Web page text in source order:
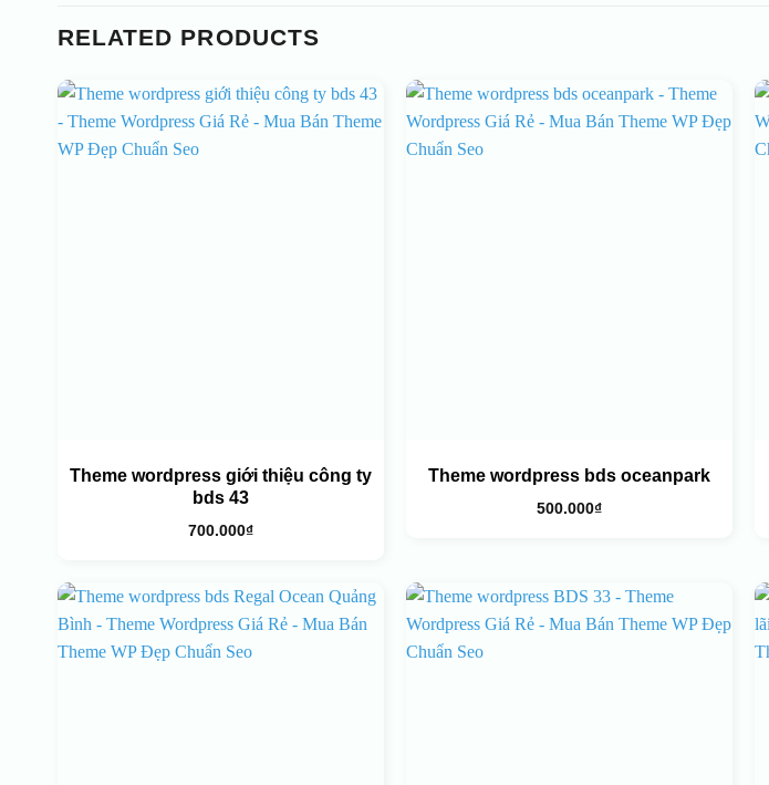
RELATED PRODUCTS
Theme wordpress giới thiệu công ty
bds 43
700.000₫
Theme wordpress bds oceanpark
500.000₫